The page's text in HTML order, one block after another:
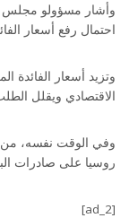
وأشار مسؤولو مجلس
احتمال رفع أسعار
وتزيد أسعار الفائدة
الاقتصادي ويقلل
وفي الوقت نفسه، من
روسيا على صادرات
[ad_2]